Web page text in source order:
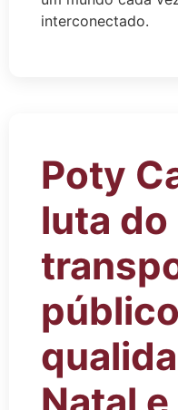
interconectado.
Poty
luta do